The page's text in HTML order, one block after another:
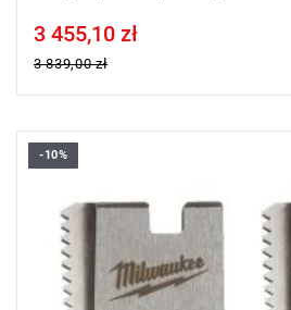
Price tax included
3 455,10 zł
3 839,00 zł
Noże zapasowe do gwintownicy
pracę.
-10%